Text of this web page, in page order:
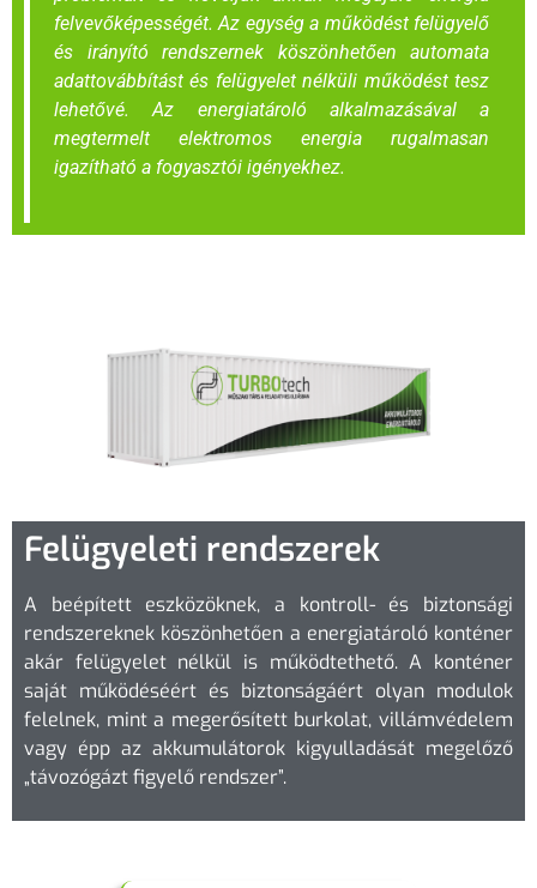
felvevőképességét. Az egység a működést felügyelő
és irányító rendszernek köszönhetően automata
adattovábbítást és felügyelet nélküli működést tesz
lehetővé. Az energiatároló alkalmazásával a
megtermelt elektromos energia rugalmasan
igazítható a fogyasztói igényekhez.
Felügyeleti rendszerek
A beépített eszközöknek, a kontroll- és biztonsági
rendszereknek köszönhetően a energiatároló konténer
akár felügyelet nélkül is működtethető. A konténer
saját működéséért és biztonságáért olyan modulok
felelnek, mint a megerősített burkolat, villámvédelem
vagy épp az akkumulátorok kigyulladását megelőző
„távozógázt figyelő rendszer”.